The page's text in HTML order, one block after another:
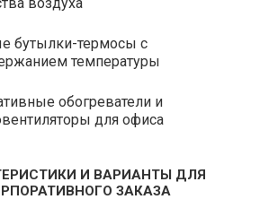
бутылки-термосы с
температуры
обогреватели и
для офиса
И ВАРИАНТЫ ДЛЯ
ЗАКАЗА